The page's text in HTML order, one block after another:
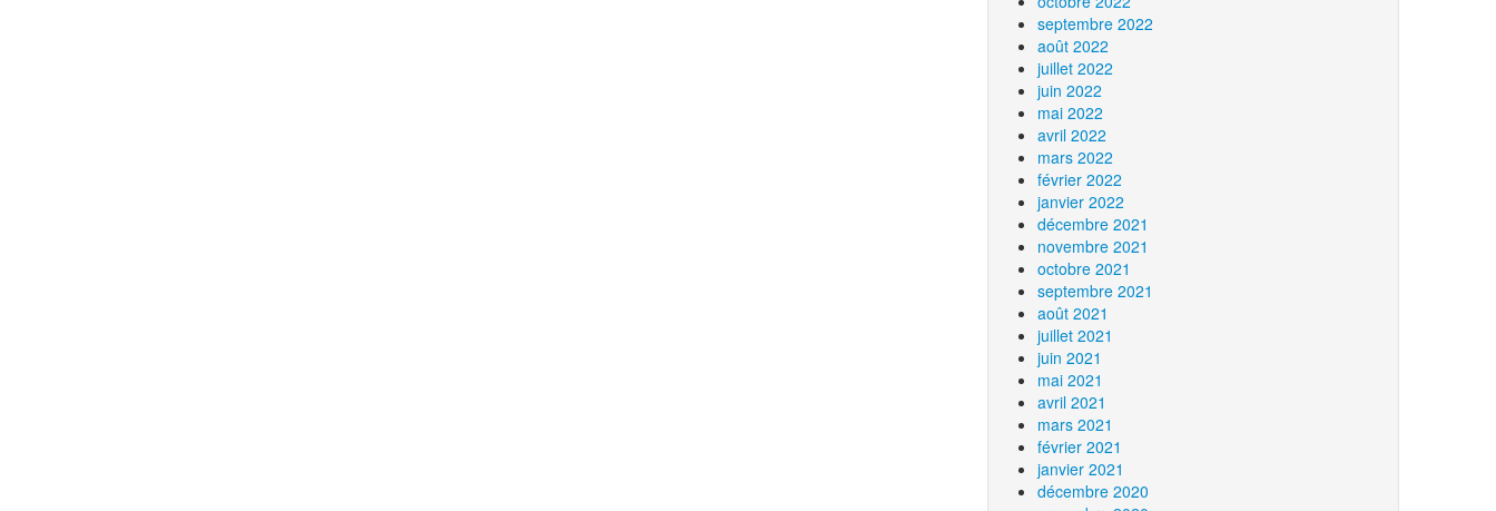
septembre 2022
août 2022
juillet 2022
juin 2022
mai 2022
avril 2022
mars 2022
février 2022
janvier 2022
décembre 2021
novembre 2021
octobre 2021
septembre 2021
août 2021
juillet 2021
juin 2021
mai 2021
avril 2021
mars 2021
février 2021
janvier 2021
décembre 2020